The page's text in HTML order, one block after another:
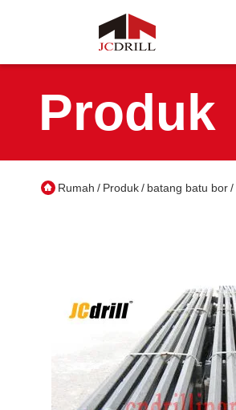
Produk
Rumah / Produk/ batang batu bor/